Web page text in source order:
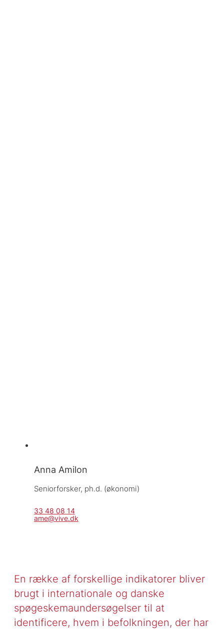
Anna Amilon
Seniorforsker, ph.d. (økonomi)
33 48 08 14
ame@vive.dk
En række af forskellige indikatorer bliver
brugt i internationale og danske
spøgeskemaundersøgelser til at
identificere, hvem i befolkningen, der har